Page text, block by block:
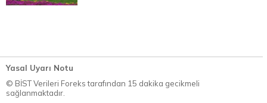
Yasal Uyarı Notu
© BİST Verileri Foreks tarafından 15 dakika gecikmeli
sağlanmaktadır.